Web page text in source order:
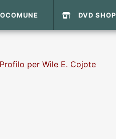
DVD SHOP
Profilo per Wile E. Cojote